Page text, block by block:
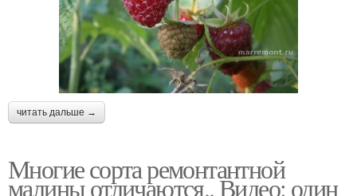
читать дальше →
Многие сорта ремонтантной
малины отличаются.. Видео: один